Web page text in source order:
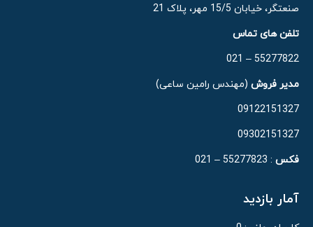
صنعتگر، خیابان 15/5 مهر، پلاک 21
تلفن های تماس
55277822 – 021
مدیر فروش (مهندس رامین ساعی)
09122151327
09302151327
فکس : 55277823 – 021
آمار بازدید